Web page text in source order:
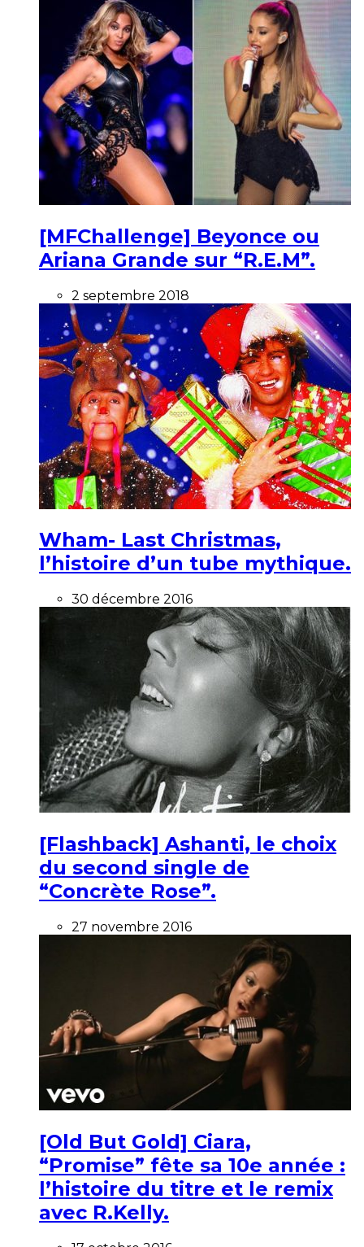
[MFChallenge] Beyonce ou
Ariana Grande sur “R.E.M”.
2 septembre 2018
Wham- Last Christmas,
l’histoire d’un tube mythique.
30 décembre 2016
[Flashback] Ashanti, le choix
du second single de
“Concrète Rose”.
27 novembre 2016
[Old But Gold] Ciara,
“Promise” fête sa 10e année :
l’histoire du titre et le remix
avec R.Kelly.